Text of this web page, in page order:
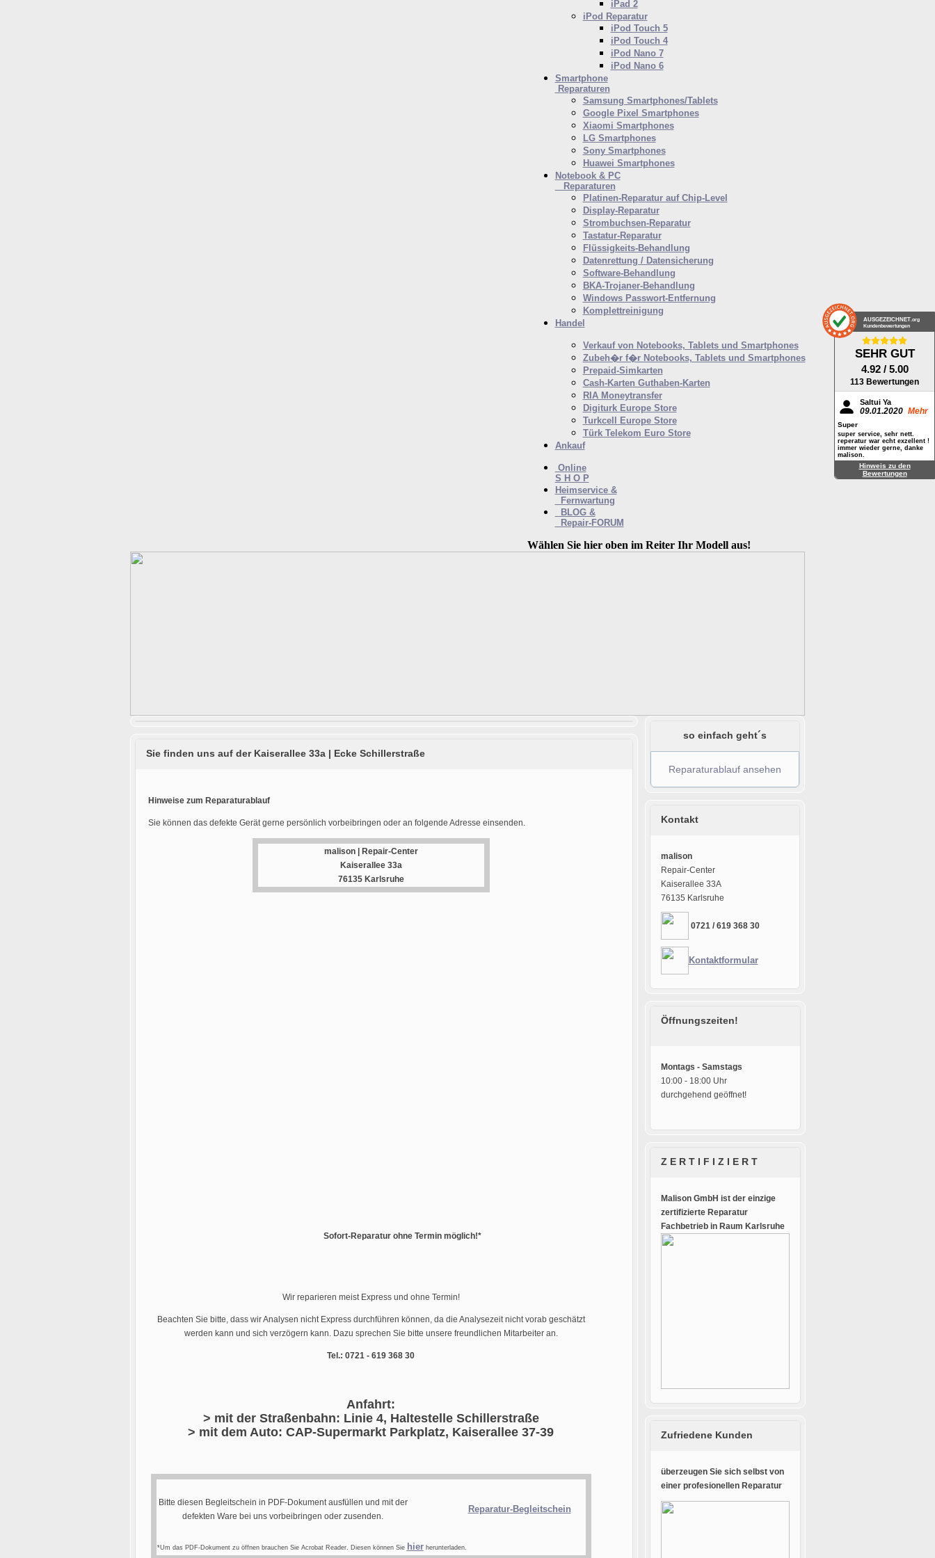
iPad 2
iPod Reparatur
iPod Touch 5
iPod Touch 4
iPod Nano 7
iPod Nano 6
Smartphone
Reparaturen
Samsung Smartphones/Tablets
Google Pixel Smartphones
Xiaomi Smartphones
LG Smartphones
Sony Smartphones
Huawei Smartphones
Notebook & PC
Reparaturen
Platinen-Reparatur auf Chip-Level
Display-Reparatur
Strombuchsen-Reparatur
Tastatur-Reparatur
Flüssigkeits-Behandlung
Datenrettung / Datensicherung
Software-Behandlung
BKA-Trojaner-Behandlung
Windows Passwort-Entfernung
Komplettreinigung
Handel
Verkauf von Notebooks, Tablets und Smartphones
Zubeh�r f�r Notebooks, Tablets und Smartphones
Prepaid-Simkarten
Cash-Karten Guthaben-Karten
RIA Moneytransfer
Digiturk Europe Store
Turkcell Europe Store
Türk Telekom Euro Store
Ankauf
Online
S H O P
Heimservice &
Fernwartung
BLOG &
Repair-FORUM
Wählen Sie hier oben im Reiter Ihr Modell aus!
Sie finden uns auf der Kaiserallee 33a | Ecke Schillerstraße
Hinweise zum Reparaturablauf
Sie können das defekte Gerät gerne persönlich vorbeibringen oder an folgende Adresse einsenden.
malison | Repair-Center
Kaiserallee 33a
76135 Karlsruhe
Sofort-Reparatur ohne Termin möglich!*
Wir reparieren meist Express und ohne Termin!
Beachten Sie bitte, dass wir Analysen nicht Express durchführen können, da die Analysezeit nicht vorab geschätzt
werden kann und sich verzögern kann. Dazu sprechen Sie bitte unsere freundlichen Mitarbeiter an.
Tel.: 0721 - 619 368 30
Anfahrt:
> mit der Straßenbahn: Linie 4, Haltestelle Schillerstraße
> mit dem Auto: CAP-Supermarkt Parkplatz, Kaiserallee 37-39
Bitte diesen Begleitschein in PDF-Dokument ausfüllen und mit der
defekten Ware bei uns vorbeibringen oder zusenden.
Reparatur-Begleitschein
*Um das PDF-Dokument zu öffnen brauchen Sie Acrobat Reader. Diesen können Sie hierherunterladen.
so einfach geht´s
Reparaturablauf ansehen
Kontakt
malison
Repair-Center
Kaiserallee 33A
76135 Karlsruhe
0721 / 619 368 30
Kontaktformular
Öffnungszeiten!
Montags - Samstags
10:00 - 18:00 Uhr
durchgehend geöffnet!
Z E R T I F I Z I E R T
Malison GmbH ist der einzige
zertifizierte Reparatur
Fachbetrieb in Raum Karlsruhe
Zufriedene Kunden
überzeugen Sie sich selbst von
einer profesionellen Reparatur
AUSGEZEICHNET .org
Kundenbewertungen
SEHR GUT
4.92 / 5.00
113 Bewertungen
Saltui Ya
09.01.2020 Mehr
Super
super service, sehr nett.
reperatur war echt exzellent !
immer wieder gerne, danke
malison.
Hinweis zu den
Bewertungen